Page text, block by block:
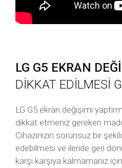
LG G5 EKRAN
DİKKAT EDİLMESİ
LG G5 ekran değişimi
dikkat etmeniz gereken
Cihazınızın sorunsuz bir
edebilmesi ve ileride geri
karşı karşıya kalmamanız